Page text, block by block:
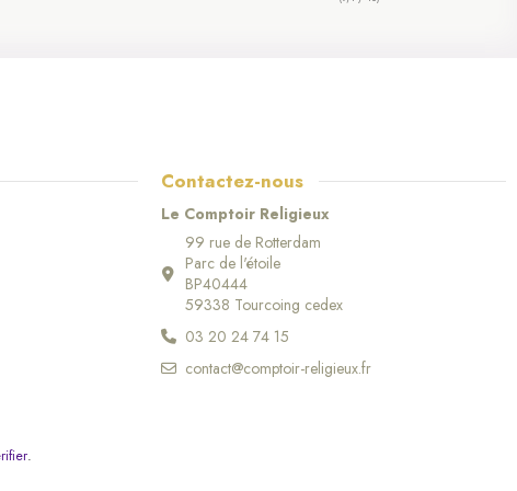
élégantes. Ces boules sont idéales pour s’intégrer dans une décoration
Contactez-nous
Le Comptoir Religieux
99 rue de Rotterdam
Parc de l'étoile
BP40444
59338 Tourcoing cedex
03 20 24 74 15
contact@comptoir-religieux.fr
.